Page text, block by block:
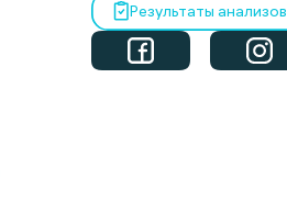
Результаты анализов